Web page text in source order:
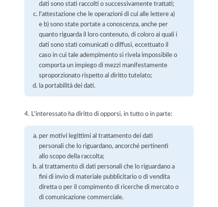
dati sono stati raccolti o successivamente trattati;
l'attestazione che le operazioni di cui alle lettere a)
e b) sono state portate a conoscenza, anche per
quanto riguarda il loro contenuto, di coloro ai quali i
dati sono stati comunicati o diffusi, eccettuato il
caso in cui tale adempimento si rivela impossibile o
comporta un impiego di mezzi manifestamente
sproporzionato rispetto al diritto tutelato;
la portabilità dei dati.
4. L'interessato ha diritto di opporsi, in tutto o in parte:
per motivi legittimi al trattamento dei dati
personali che lo riguardano, ancorché pertinenti
allo scopo della raccolta;
al trattamento di dati personali che lo riguardano a
fini di invio di materiale pubblicitario o di vendita
diretta o per il compimento di ricerche di mercato o
di comunicazione commerciale.